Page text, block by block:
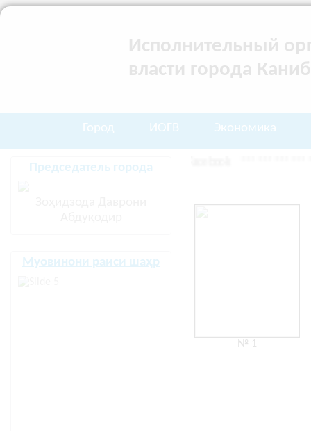
Исполнительный
власти города
Город ИОГВ Экономика
Председатель города
Муовинони раиси шаҳр
Мо дар шабакаи иҷтимоии Facebook
№ 1